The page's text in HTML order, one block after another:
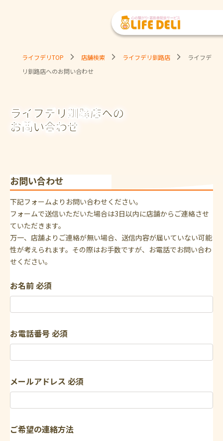
ライフデリTOP 店舗検索 ライフデリ釧路店
ライフデ
リ釧路店へのお問い合わせ
ライフデリ釧路店への
お問い合わせ
お問い合わせ
下記フォームよりお問い合わせください。
フォームで送信いただいた場合は3日以内に店舗からご連絡させ
ていただきます。
万一、店舗よりご連絡が無い場合、送信内容が届いていない可能
性が考えられます。その際はお手数ですが、お電話でお問い合わ
せください。
お名前必須
お電話番号必須
メールアドレス 必須
ご希望の連絡方法